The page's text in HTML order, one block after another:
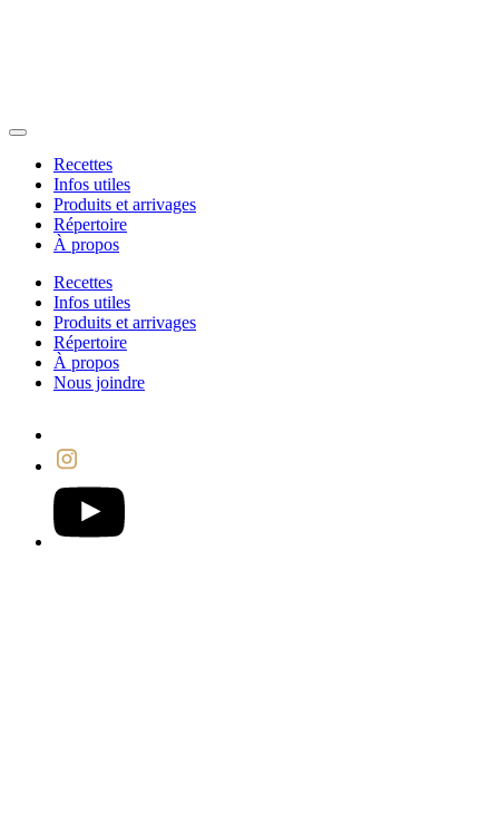
Recettes
Infos utiles
Produits et arrivages
Répertoire
À propos
Recettes
Infos utiles
Produits et arrivages
Répertoire
À propos
Nous joindre